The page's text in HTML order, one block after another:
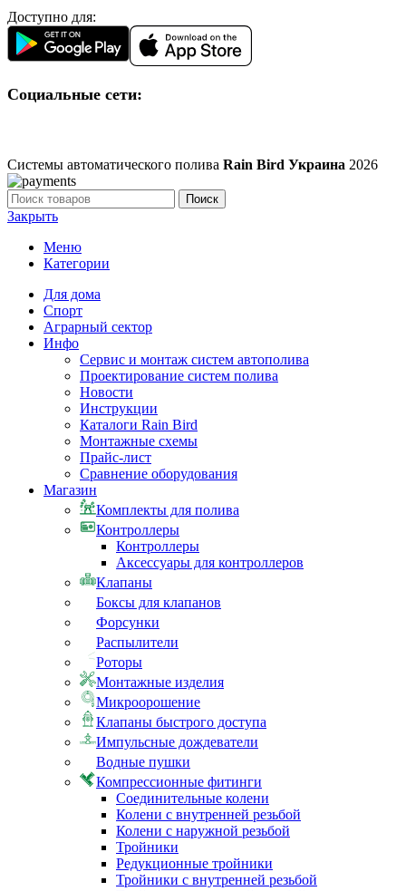
Доступно для:
Социальные сети:
Системы автоматического полива Rain Bird Украина 2026
Поиск
Закрыть
Меню
Категории
Для дома
Спорт
Аграрный сектор
Инфо
Сервис и монтаж систем автополива
Проектирование систем полива
Новости
Инструкции
Каталоги Rain Bird
Монтажные схемы
Прайс-лист
Сравнение оборудования
Магазин
Комплекты для полива
Контроллеры
Контроллеры
Аксессуары для контроллеров
Клапаны
Боксы для клапанов
Форсунки
Распылители
Роторы
Монтажные изделия
Микроорошение
Клапаны быстрого доступа
Импульсные дождеватели
Водные пушки
Компрессионные фитинги
Соединительные колени
Колени с внутренней резьбой
Колени с наружной резьбой
Тройники
Редукционные тройники
Тройники с внутренней резьбой